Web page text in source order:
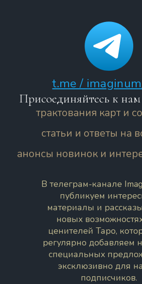
t.me /
Присоединяйтесь к
трактования карт и
статьи и ответы на
анонсы новинок и
В телеграм-канале
публикуем
материалы и
новых
ценителей Таро,
регулярно добавляем
специальных
эксклюзивно для
подписчиков.